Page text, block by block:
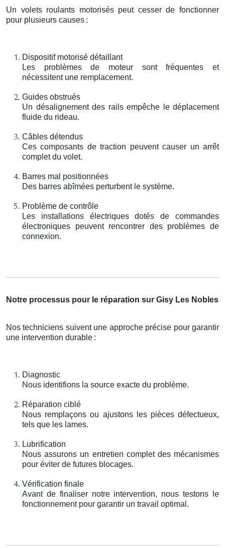
Un volets roulants motorisés peut cesser de fonctionner
pour plusieurs causes :
Dispositif motorisé défaillant
Les problèmes de moteur sont fréquentes et
nécessitent une remplacement.
Guides obstrués
Un désalignement des rails empêche le déplacement
fluide du rideau.
Câbles détendus
Ces composants de traction peuvent causer un arrêt
complet du volet.
Barres mal positionnées
Des barres abîmées perturbent le système.
Problème de contrôle
Les installations électriques dotés de commandes
électroniques peuvent rencontrer des problèmes de
connexion.
Notre processus pour le réparation sur Gisy Les Nobles
Nos techniciens suivent une approche précise pour garantir
une intervention durable :
Diagnostic
Nous identifions la source exacte du problème.
Réparation ciblé
Nous remplaçons ou ajustons les pièces défectueux,
tels que les lames.
Lubrification
Nous assurons un entretien complet des mécanismes
pour éviter de futures blocages.
Vérification finale
Avant de finaliser notre intervention, nous testons le
fonctionnement pour garantir un travail optimal.